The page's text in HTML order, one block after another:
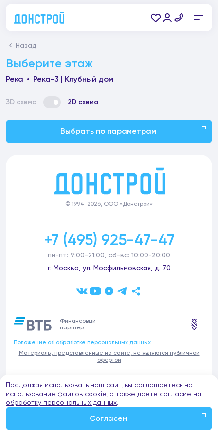
Назад
Выберите этаж
3D схема 2D схема
Выбрать по параметрам
Река Река-3 | Клубный дом
© 1994-2026, ООО «Донстрой»
+7 (495) 925-47-47
пн-пт: 9:00-21:00, сб-вс: 10:00-20:00
г. Москва, ул. Мосфильмовская, д. 70
Финансовый
партнер
Положение об обработке персональных данных
Материалы, представленные на сайте, не являются публичной
офертой
имени компании Донстрой (проведения ремонтов, продажи
отделочных материалов и т.п.), обращаем внимание на то, что
компания Донстрой не оказывает таких услуг, не имеет
представительств такого профиля и не обращается к частным
Продолжая использовать наш сайт, вы соглашаетесь на
использование файлов cookie, а также даете согласие на
обработку персональных данных.
Согласен